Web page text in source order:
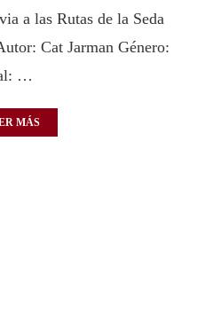
a las Rutas de la Seda
Cat Jarman Género:
…
MÁS